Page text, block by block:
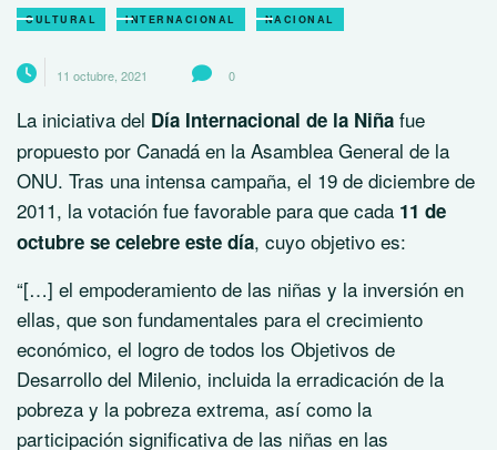
CULTURAL INTERNACIONAL NACIONAL
11 octubre, 2021 0
La iniciativa del Día Internacional de la Niña fue
propuesto por Canadá en la Asamblea General de la
ONU. Tras una intensa campaña, el 19 de diciembre de
2011, la votación fue favorable para que cada 11 de
octubre se celebre este día, cuyo objetivo es:
“[…] el empoderamiento de las niñas y la inversión en
ellas, que son fundamentales para el crecimiento
económico, el logro de todos los Objetivos de
Desarrollo del Milenio, incluida la erradicación de la
pobreza y la pobreza extrema, así como la
participación significativa de las niñas en las